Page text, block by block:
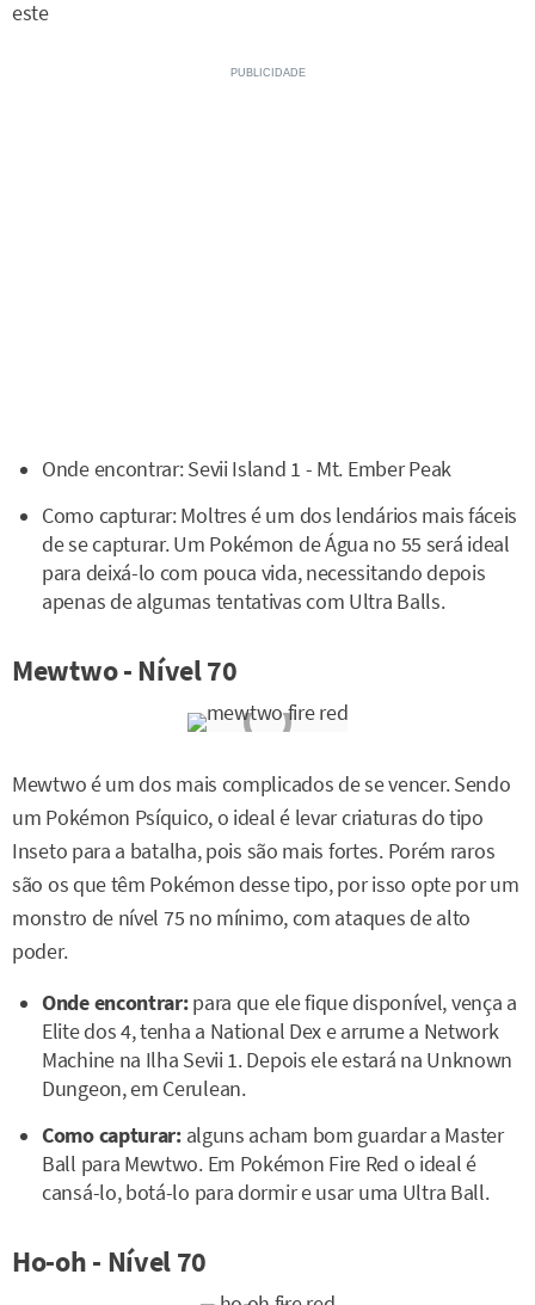
este
Onde encontrar: Sevii Island 1 - Mt. Ember Peak
Como capturar: Moltres é um dos lendários mais fáceis
de se capturar. Um Pokémon de Água no 55 será ideal
para deixá-lo com pouca vida, necessitando depois
apenas de algumas tentativas com Ultra Balls.
Mewtwo - Nível 70
Mewtwo é um dos mais complicados de se vencer. Sendo
um Pokémon Psíquico, o ideal é levar criaturas do tipo
Inseto para a batalha, pois são mais fortes. Porém raros
são os que têm Pokémon desse tipo, por isso opte por um
monstro de nível 75 no mínimo, com ataques de alto
poder.
Onde encontrar:para que ele fique disponível, vença a
Elite dos 4, tenha a National Dex e arrume a Network
Machine na Ilha Sevii 1. Depois ele estará na Unknown
Dungeon, em Cerulean.
Como capturar:alguns acham bom guardar a Master
Ball para Mewtwo. Em Pokémon Fire Red o ideal é
cansá-lo, botá-lo para dormir e usar uma Ultra Ball.
Ho-oh - Nível 70